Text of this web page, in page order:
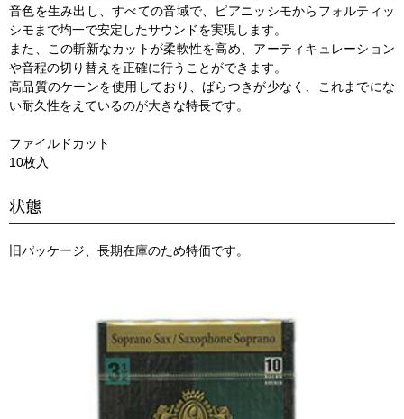
音色を生み出し、すべての音域で、ピアニッシモからフォルティッ
シモまで均一で安定したサウンドを実現します。
また、この斬新なカットが柔軟性を高め、アーティキュレーション
や音程の切り替えを正確に行うことができます。
高品質のケーンを使用しており、ばらつきが少なく、これまでにな
い耐久性をえているのが大きな特長です。
ファイルドカット
10枚入
状態
旧パッケージ、長期在庫のため特価です。